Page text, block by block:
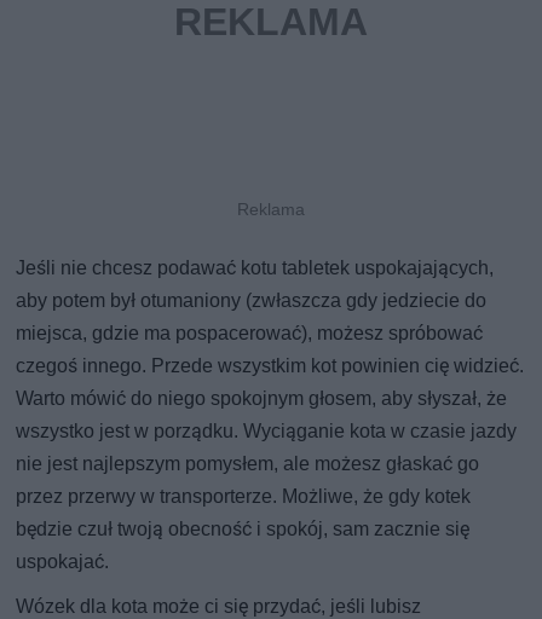
Jeśli nie chcesz podawać kotu tabletek uspokajających,
aby potem był otumaniony (zwłaszcza gdy jedziecie do
miejsca, gdzie ma pospacerować), możesz spróbować
czegoś innego. Przede wszystkim kot powinien cię widzieć.
Warto mówić do niego spokojnym głosem, aby słyszał, że
wszystko jest w porządku. Wyciąganie kota w czasie jazdy
nie jest najlepszym pomysłem, ale możesz głaskać go
przez przerwy w transporterze. Możliwe, że gdy kotek
będzie czuł twoją obecność i spokój, sam zacznie się
uspokajać.
Wózek dla kota może ci się przydać, jeśli lubisz